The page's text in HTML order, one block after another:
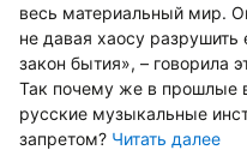
весь материальный мир.
не давая хаосу
закон бытия», – говорила
Так почему же в прошлые
русские музыкальные
запретом? Читать далее